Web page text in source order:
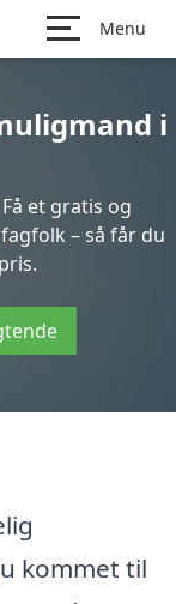
Menu
i
et gratis og
– så får du
kommet til